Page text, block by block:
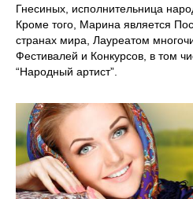
Гнесиных, исполнительница
Кроме того, Марина является
странах мира, Лауреатом
Фестивалей и Конкурсов, в том
“Народный артист”.